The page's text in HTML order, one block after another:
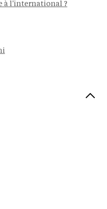
à l'international ?